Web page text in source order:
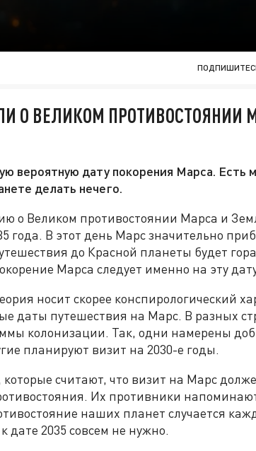
О ВЕЛИКОМ ПРОТИВОСТОЯНИИ
вероятную дату покорения Марса. Есть
делать нечего.
о Великом противостоянии Марса и
года. В этот день Марс значительно
до Красной планеты будет
Марса следует именно на эту
носит скорее конспирологический
даты путешествия на Марс. В разных
колонизации. Так, одни намерены
планируют визит на 2030-е годы.
считают, что визит на Марс
Их противники
наших планет случается
дате 2035 совсем не нужно.